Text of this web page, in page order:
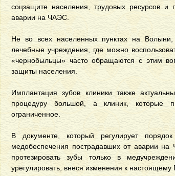
соцзащите населения, трудовых ресурсов и
аварии на ЧАЭС.
Не во всех населенных пунктах на
лечебные учреждения, где можно
«чернобыльцы» часто обращаются с этим
защиты населения.
Имплантация зубов клиники также
процедуру большой, а клиник, которые
ограниченное.
В документе, который регулирует
медобеспечения пострадавших от аварии
протезировать зубы только в
урегулировать, внеся изменения к настоящему